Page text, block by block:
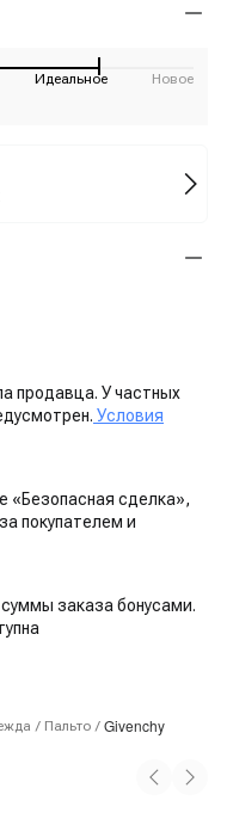
Идеальное Новое
продавца. У частных
Условия
«Безопасная сделка»,
покупателем и
заказа бонусами.
/ Пальто / Givenchy